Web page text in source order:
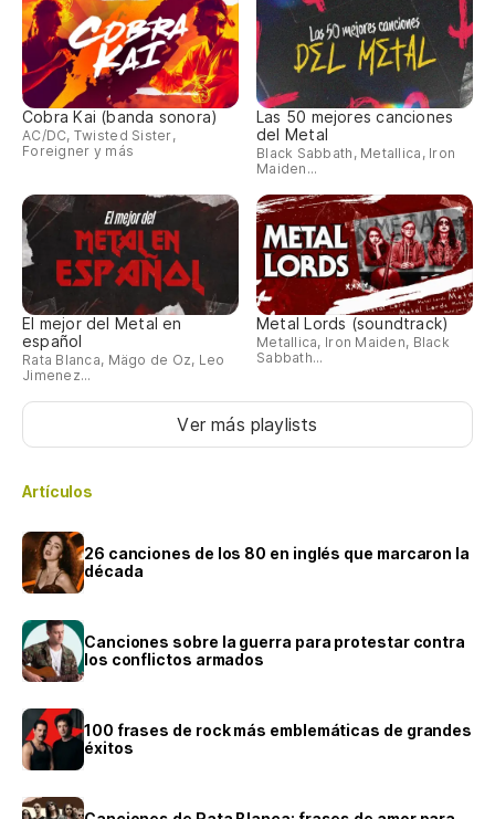
Cobra Kai (banda sonora)
AC/DC, Twisted Sister,
Foreigner y más
Las 50 mejores canciones
del Metal
Black Sabbath, Metallica, Iron
Maiden...
El mejor del Metal en
español
Rata Blanca, Mägo de Oz, Leo
Jimenez...
Metal Lords (soundtrack)
Metallica, Iron Maiden, Black
Sabbath...
Ver más playlists
Artículos
26 canciones de los 80 en inglés que marcaron la
década
Canciones sobre la guerra para protestar contra
los conflictos armados
100 frases de rock más emblemáticas de grandes
éxitos